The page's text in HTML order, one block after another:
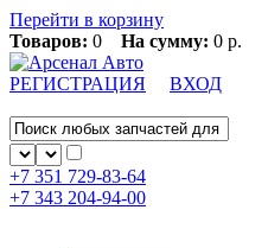
Перейти в корзину
Товаров: 0 На сумму: 0 р.
РЕГИСТРАЦИЯ ВХОД
+7 351 729-83-64
+7 343 204-94-00